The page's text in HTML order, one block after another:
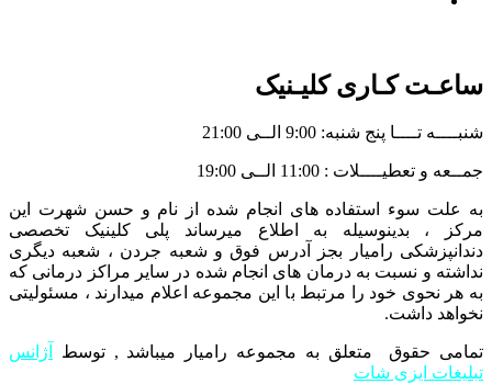
ساعـت کـاری کلیـنیک
شنبــــه تــــا پنج شنبه: 9:00 الــی 21:00
جمــعه و تعطیــــلات : 11:00 الــی 19:00
به علت سوء استفاده های انجام شده از نام و حسن شهرت این
مرکز ، بدینوسیله به اطلاع میرساند پلی کلینیک تخصصی
دندانپزشکی رامیار بجز آدرس فوق و شعبه جردن ، شعبه دیگری
نداشته و نسبت به درمان های انجام شده در سایر مراکز درمانی که
به هر نحوی خود را مرتبط با این مجموعه اعلام میدارند ، مسئولیتی
نخواهد داشت.
تمامی حقوق متعلق به مجموعه رامیار میباشد , توسط
آژانس
تبلیغات ایزی شات